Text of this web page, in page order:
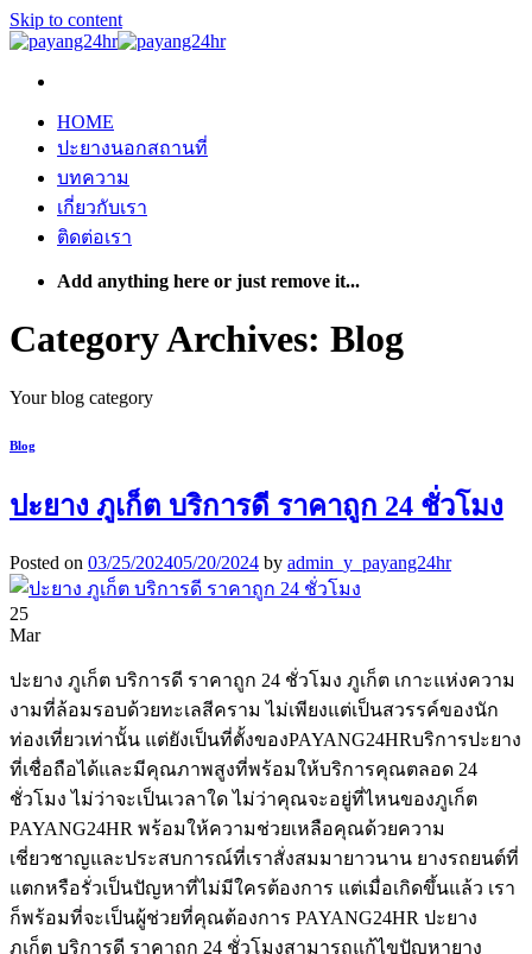
Skip to content
HOME
ปะยางนอกสถานที่
บทความ
เกี่ยวกับเรา
ติดต่อเรา
Add anything here or just remove it...
Category Archives: Blog
Your blog category
Blog
ปะยาง ภูเก็ต บริการดี ราคาถูก 24 ชั่วโมง
Posted on 03/25/202405/20/2024 by admin_y_payang24hr
25
Mar
ปะยาง ภูเก็ต บริการดี ราคาถูก 24 ชั่วโมง ภูเก็ต เกาะแห่งความ
งามที่ล้อมรอบด้วยทะเลสีคราม ไม่เพียงแต่เป็นสวรรค์ของนัก
ท่องเที่ยวเท่านั้น แต่ยังเป็นที่ตั้งของPAYANG24HRบริการปะยาง
ที่เชื่อถือได้และมีคุณภาพสูงที่พร้อมให้บริการคุณตลอด 24
ชั่วโมง ไม่ว่าจะเป็นเวลาใด ไม่ว่าคุณจะอยู่ที่ไหนของภูเก็ต
PAYANG24HR พร้อมให้ความช่วยเหลือคุณด้วยความ
เชี่ยวชาญและประสบการณ์ที่เราสั่งสมมายาวนาน ยางรถยนต์ที่
แตกหรือรั่วเป็นปัญหาที่ไม่มีใครต้องการ แต่เมื่อเกิดขึ้นแล้ว เรา
ก็พร้อมที่จะเป็นผู้ช่วยที่คุณต้องการ PAYANG24HR ปะยาง
ภูเก็ต บริการดี ราคาถูก 24 ชั่วโมงสามารถแก้ไขปัญหายาง